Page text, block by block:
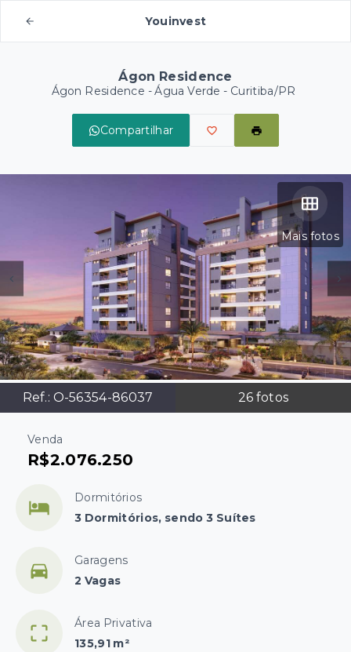
Youinvest
Ágon Residence
Ágon Residence -Água Verde - Curitiba/PR
Compartilhar
Mais fotos
Ref.: O-56354-86037 26 fotos
Venda
R$2.076.250
Dormitórios
3 Dormitórios, sendo 3 Suítes
Garagens
2 Vagas
Área Privativa
135,91 m²